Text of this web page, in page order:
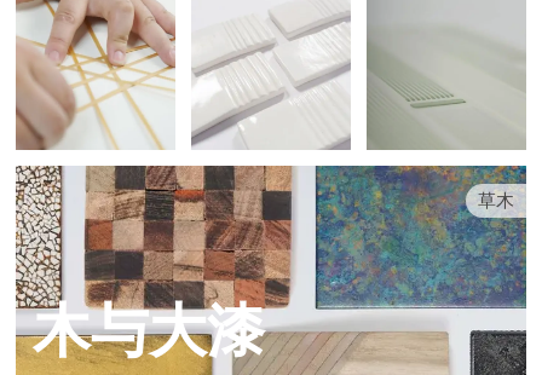
草木
木与大漆